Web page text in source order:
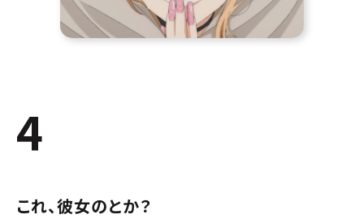
4
これ、彼女のとか？